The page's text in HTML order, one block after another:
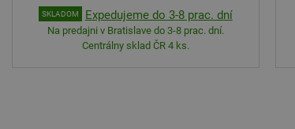
SKLADOM Expedujeme do 3-8 prac. dní
Na predajni v Bratislave do 3-8 prac. dní.
Centrálny sklad ČR 4 ks.